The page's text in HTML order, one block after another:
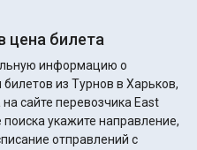
цена билета
информацию о
из Турнов в Харьков,
сайте перевозчика East
укажите направление,
отправлений с